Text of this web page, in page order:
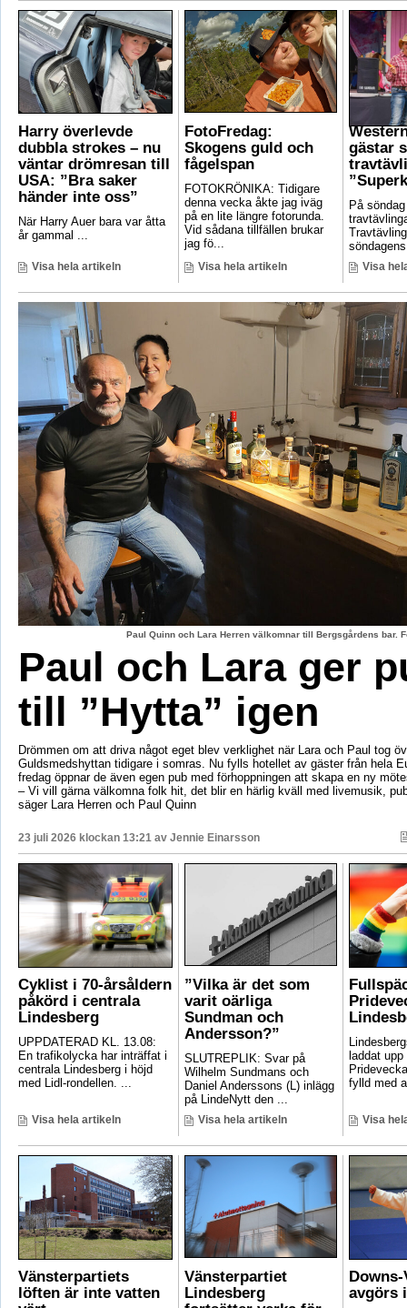
Harry överlevde
dubbla strokes – nu
väntar drömresan till
USA: ”Bra saker
händer inte oss”
När Harry Auer bara var åtta
år gammal ...
Visa hela artikeln
FotoFredag:
Skogens guld och
fågelspan
FOTOKRÖNIKA: Tidigare
denna vecka åkte jag iväg
på en lite längre fotorunda.
Vid sådana tillfällen brukar
jag fö...
Visa hela artikeln
gästar
På
Visa
Paul Quinn och Lara Herren välkomnar till Bergsgårdens bar.
Paul och Lara ger
till ”Hytta” igen
Drömmen om att driva något eget blev verklighet när Lara och Paul tog
Guldsmedshyttan tidigare i somras. Nu fylls hotellet av gäster från hela
fredag öppnar de även egen pub med förhoppningen att skapa en ny
– Vi vill gärna välkomna folk hit, det blir en härlig kväll med livemusik,
säger Lara Herren och Paul Quinn
23 juli 2026 klockan 13:21 av Jennie Einarsson
Cyklist i 70-årsåldern
påkörd i centrala
Lindesberg
UPPDATERAD KL. 13.08:
En trafikolycka har inträffat i
centrala Lindesberg i höjd
med Lidl-rondellen. ...
Visa hela artikeln
”Vilka är det som
varit oärliga
Sundman och
Andersson?”
SLUTREPLIK: Svar på
Wilhelm Sundmans och
Daniel Anderssons (L) inlägg
på LindeNytt den ...
Visa hela artikeln
laddat
fylld med
Visa
Vänsterpartiets
löften är inte vatten
Vänsterpartiet
Lindesberg
avgörs